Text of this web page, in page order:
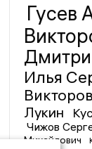
Гусев
Илья
Лукин
Чижов
Михайлович